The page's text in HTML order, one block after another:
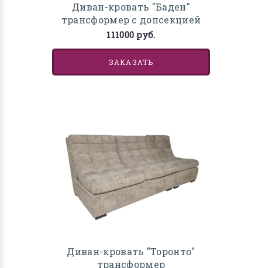
Диван-кровать "Баден"
трансформер с допсекцией
111000 руб.
ЗАКАЗАТЬ
Диван-кровать "Торонто"
трансформер